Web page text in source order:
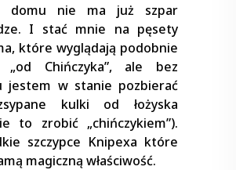
domu nie ma już szpar
I stać mnie na pęsety
które wyglądają podobnie
Chińczyka”, ale bez
jestem w stanie pozbierać
kulki od łożyska
to zrobić „chińczykiem”).
szczypce Knipexa które
magiczną właściwość.